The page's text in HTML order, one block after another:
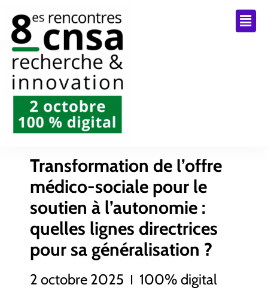
Transformation de l’offre
médico-sociale pour le
soutien à l’autonomie :
quelles lignes directrices
pour sa généralisation ?
2 octobre 2025 Ι 100% digital